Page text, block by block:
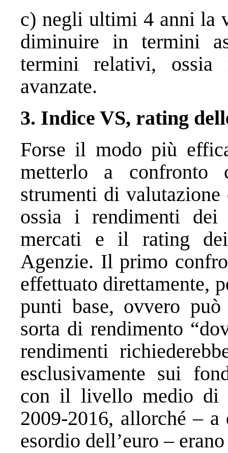
c) negli ultimi 4 anni la
diminuire in termini
termini relativi, ossia
avanzate.
3. Indice VS, rating
Forse il modo più
metterlo a
strumenti di
ossia i rendimenti
mercati e il rating
Agenzie. Il primo
effettuato direttamente,
punti base, ovvero può
sorta di rendimento
rendimenti
esclusivamente sui
con il livello medio di
2009-2016, allorché –
esordio dell’euro –